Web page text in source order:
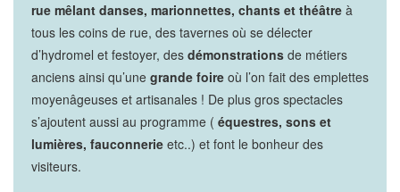
rue mêlant danses, marionnettes, chants et théâtre à
tous les coins de rue, des tavernes où se délecter
d’hydromel et festoyer, des démonstrations de métiers
anciens ainsi qu’une grande foire où l’on fait des emplettes
moyenâgeuses et artisanales ! De plus gros spectacles
s’ajoutent aussi au programme ( équestres, sons et
lumières, fauconnerie etc..) et font le bonheur des
visiteurs.